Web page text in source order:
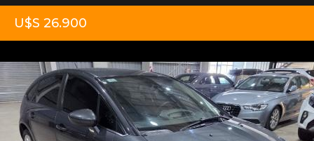
U$S 26.900